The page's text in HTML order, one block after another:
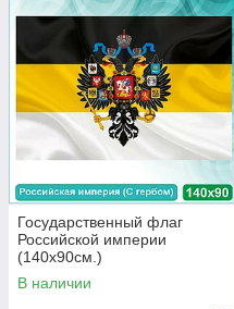
Государственный флаг
Российской империи
(140х90см.)
В наличии